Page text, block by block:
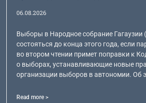
06.08.2026
Выборы в Народное собрание Гагаузии
состояться до конца этого года, если
во втором чтении примет поправки к
о выборах, устанавливающие новые
организации выборов в автономии. Об
Read more >